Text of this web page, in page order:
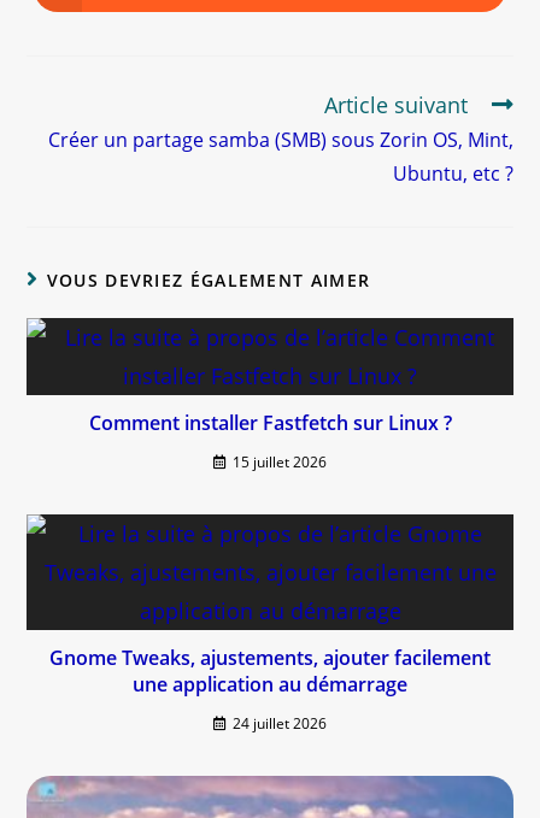
Article suivant
Créer un partage samba (SMB) sous Zorin OS, Mint,
Ubuntu, etc ?
VOUS DEVRIEZ ÉGALEMENT AIMER
Comment installer Fastfetch sur Linux ?
15 juillet 2026
Gnome Tweaks, ajustements, ajouter facilement
une application au démarrage
24 juillet 2026